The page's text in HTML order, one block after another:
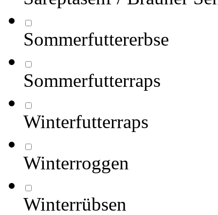
Sommerfuttererbse
Sommerfutterraps
Winterfutterraps
Winterroggen
Winterrübsen